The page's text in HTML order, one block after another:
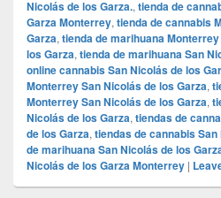
Nicolás de los Garza., tienda de
Garza Monterrey, tienda de cannabis
Garza, tienda de marihuana
los Garza, tienda de marihuana San
online cannabis San Nicolás de los
Monterrey San Nicolás de los Garza,
Monterrey San Nicolás de los Garza,
Nicolás de los Garza, tiendas de
de los Garza, tiendas de cannabis
de marihuana San Nicolás de los
Nicolás de los Garza Monterrey |